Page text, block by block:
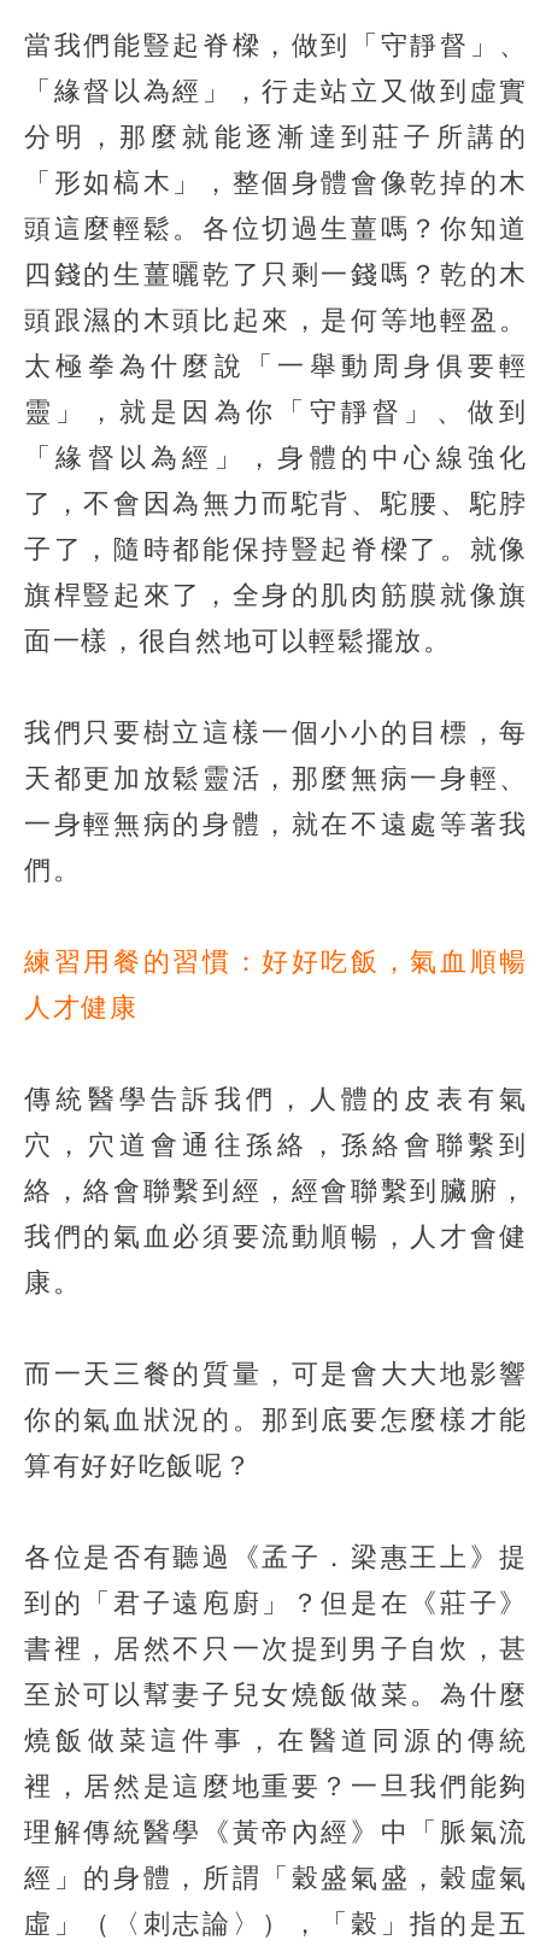
當我們能豎起脊樑，做到「守靜督」、
「緣督以為經」，行走站立又做到虛實
分明，那麼就能逐漸達到莊子所講的
「形如槁木」，整個身體會像乾掉的木
頭這麼輕鬆。各位切過生薑嗎？你知道
四錢的生薑曬乾了只剩一錢嗎？乾的木
頭跟濕的木頭比起來，是何等地輕盈。
太極拳為什麼說「一舉動周身俱要輕
靈」，就是因為你「守靜督」、做到
「緣督以為經」，身體的中心線強化
了，不會因為無力而駝背、駝腰、駝脖
子了，隨時都能保持豎起脊樑了。就像
旗桿豎起來了，全身的肌肉筋膜就像旗
面一樣，很自然地可以輕鬆擺放。
我們只要樹立這樣一個小小的目標，每
天都更加放鬆靈活，那麼無病一身輕、
一身輕無病的身體，就在不遠處等著我
們。
練習用餐的習慣：好好吃飯，氣血順暢
人才健康
傳統醫學告訴我們，人體的皮表有氣
穴，穴道會通往孫絡，孫絡會聯繫到
絡，絡會聯繫到經，經會聯繫到臟腑，
我們的氣血必須要流動順暢，人才會健
康。
而一天三餐的質量，可是會大大地影響
你的氣血狀況的。那到底要怎麼樣才能
算有好好吃飯呢？
各位是否有聽過《孟子．梁惠王上》提
到的「君子遠庖廚」？但是在《莊子》
書裡，居然不只一次提到男子自炊，甚
至於可以幫妻子兒女燒飯做菜。為什麼
燒飯做菜這件事，在醫道同源的傳統
裡，居然是這麼地重要？一旦我們能夠
理解傳統醫學《黃帝內經》中「脈氣流
經」的身體，所謂「穀盛氣盛，穀虛氣
虛」（〈刺志論〉），「穀」指的是五